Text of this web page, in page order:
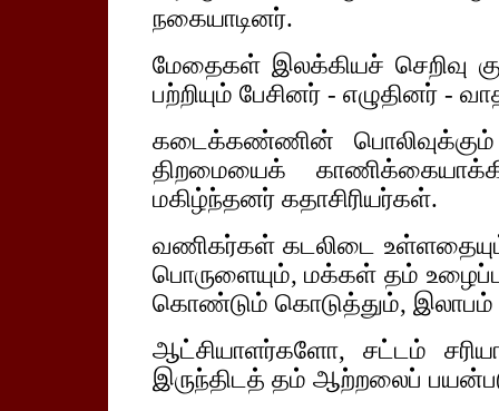
நகையாடினர்.
மேதைகள் இலக்கியச் செறிவு
பற்றியும் பேசினர் - எழுதினர் -
கடைக்கண்ணின்
திறமையைக்
மகிழ்ந்தனர் கதாசிரியர்கள்.
வணிகர்கள் கடலிடை
பொருளையும், மக்கள் தம்
கொண்டும் கொடுத்தும், இலாபம்
ஆட்சியாளர்களோ, சட்டம்
இருந்திடத் தம் ஆற்றலைப்